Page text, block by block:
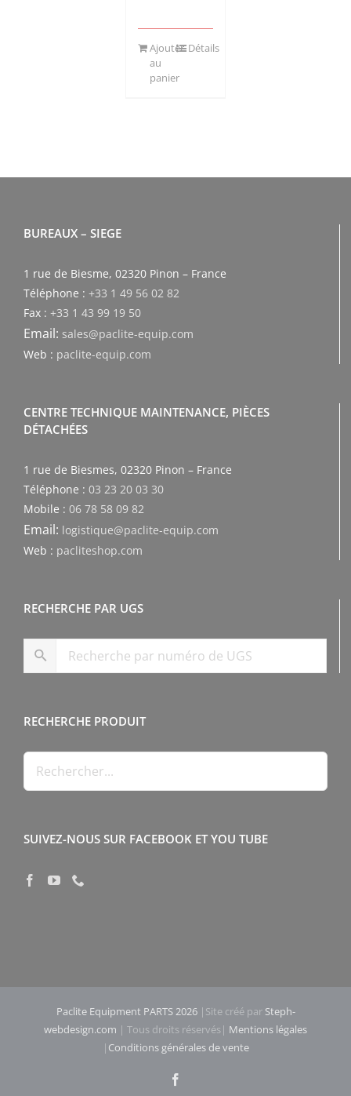
Ajouter
au
panier
Détails
BUREAUX – SIEGE
1 rue de Biesme, 02320 Pinon – France
Téléphone : +33 1 49 56 02 82
Fax : +33 1 43 99 19 50
Email: sales@paclite-equip.com
Web : paclite-equip.com
CENTRE TECHNIQUE MAINTENANCE, PIÈCES
DÉTACHÉES
1 rue de Biesmes, 02320 Pinon – France
Téléphone : 03 23 20 03 30
Mobile : 06 78 58 09 82
Email: logistique@paclite-equip.com
Web : pacliteshop.com
RECHERCHE PAR UGS
RECHERCHE PRODUIT
SUIVEZ-NOUS SUR FACEBOOK ET YOU TUBE
Paclite Equipment PARTS 2026|Site créé par Steph-
webdesign.com | Tous droits réservés| Mentions légales
| Conditions générales de vente